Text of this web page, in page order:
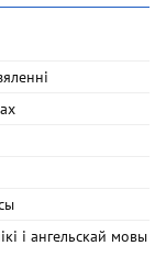
і ангельскай мовы